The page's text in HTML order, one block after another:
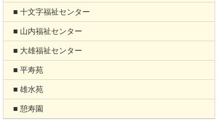
■ 十文字福祉センター
■ 山内福祉センター
■ 大雄福祉センター
■ 平寿苑
■ 雄水苑
■ 憩寿園